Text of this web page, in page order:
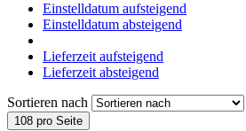
Einstelldatum aufsteigend
Einstelldatum absteigend
Lieferzeit aufsteigend
Lieferzeit absteigend
Sortieren nach
108 pro Seite